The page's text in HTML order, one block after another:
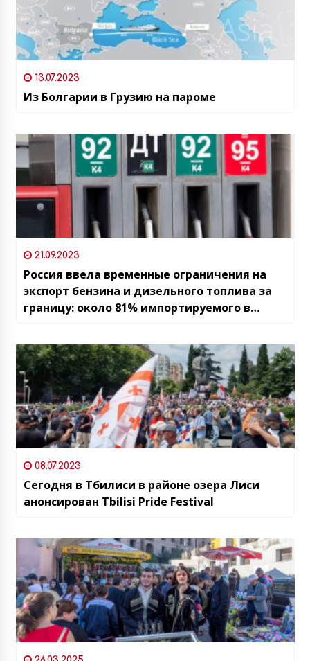
13.07.2023
Из Болгарии в Грузию на пароме
21.09.2023
Россия ввела временные ограничения на
экспорт бензина и дизельного топлива за
границу: около 81% импортируемого в
приходится на РФ
08.07.2023
Сегодня в Тбилиси в районе озера Лиси
анонсирован Tbilisi Pride Festival